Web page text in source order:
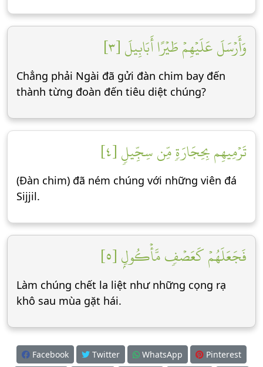
وَأَرۡسَلَ عَلَيۡهِمۡ طَيۡرًا أَبَابِيلَ [٣]
Chẳng phải Ngài đã gửi đàn chim bay đến
thành từng đoàn đến tiêu diệt chúng?
تَرۡمِيهِم بِحِجَارَةٖ مِّن سِجِّيلٖ [٤]
(Đàn chim) đã ném chúng với những viên đá
Sijjil.
فَجَعَلَهُمۡ كَعَصۡفٖ مَّأۡكُولِۭ [٥]
Làm chúng chết la liệt như những cọng rạ
khô sau mùa gặt hái.
Facebook Twitter WhatsApp Pinterest